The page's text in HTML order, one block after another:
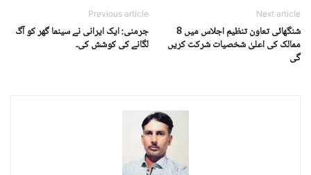
Previous article
جرمنی: ایک ایرانی نے سینما گھر کو آگ
لگانے کی کوشش کی۔
Next article
شنگھائی تعاون تنظیم اجلاس میں 8
ممالک کی اعلیٰ شخصیات شرکت کریں
گی